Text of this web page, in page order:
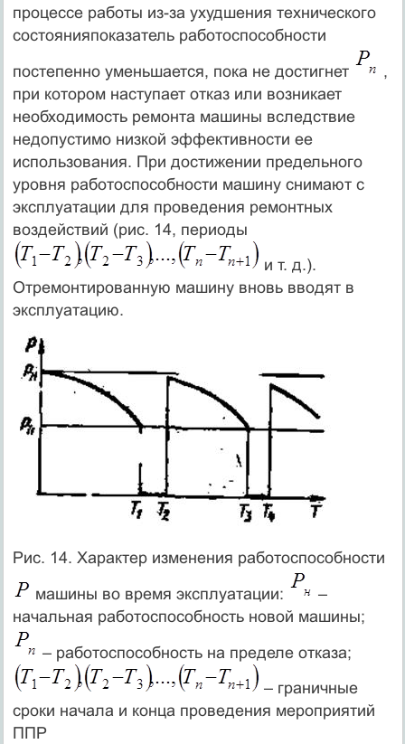
процессе работы из-за ухудшения технического
состоянияпоказатель работоспособности
постепенно уменьшается, пока не достигнет
,
при котором наступает отказ или возникает
необходимость ремонта машины вследствие
недопустимо низкой эффективности ее
использования. При достижении предельного
уровня работоспособности машину снимают с
эксплуатации для проведения ремонтных
воздействий (рис. 14, периоды
и т. д.).
Отремонтированную машину вновь вводят в
эксплуатацию.
Рис. 14. Характер изменения работоспособности
машины во время эксплуатации:
–
начальная работоспособность новой машины;
– работоспособность на пределе отказа;
– граничные
сроки начала и конца проведения мероприятий
ППР